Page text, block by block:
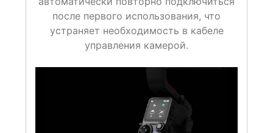
после первого использования, что
устраняет необходимость в кабеле
управления камерой.